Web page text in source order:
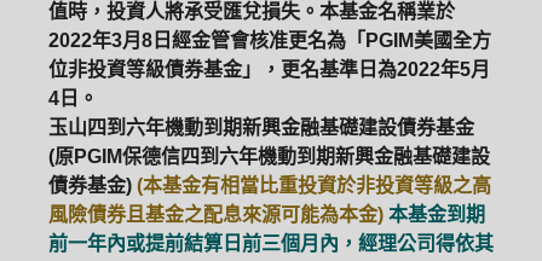
值時，投資人將承受匯兌損失。本基金名稱業於
2022年3月8日經金管會核准更名為「PGIM美國全方
位非投資等級債券基金」，更名基準日為2022年5月
4日。
玉山四到六年機動到期新興金融基礎建設債券基金
(原PGIM保德信四到六年機動到期新興金融基礎建設
債券基金) (本基金有相當比重投資於非投資等級之高
風險債券且基金之配息來源可能為本金) 本基金到期
前一年內或提前結算日前三個月內，經理公司得依其